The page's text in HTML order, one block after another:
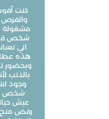
كنت
والفرص
مشغولة
شخص
اني
هذه
وبحضور
بالذنب
وجود
شخص
عيش
رفض منح